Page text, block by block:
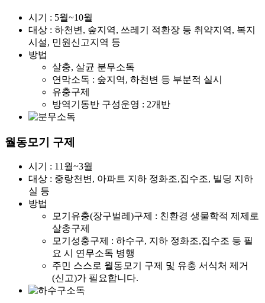
시기 : 5월~10월
대상 : 하천변, 숲지역, 쓰레기 적환장 등 취약지역, 복지
시설, 민원신고지역 등
방법
살충, 살균 분무소독
연막소독 : 숲지역, 하천변 등 부분적 실시
유충구제
방역기동반 구성운영 : 2개반
월동모기 구제
시기 : 11월~3월
대상 : 중랑천변, 아파트 지하 정화조,집수조, 빌딩 지하
실 등
방법
모기유충(장구벌레)구제 : 친환경 생물학적 제제로
살충구제
모기성충구제 : 하수구, 지하 정화조,집수조 등 필
요 시 연무소독 병행
주민 스스로 월동모기 구제 및 유충 서식처 제거
(신고)가 필요합니다.